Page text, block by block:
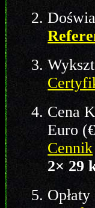
Cena
Euro
Cennik
2× 29